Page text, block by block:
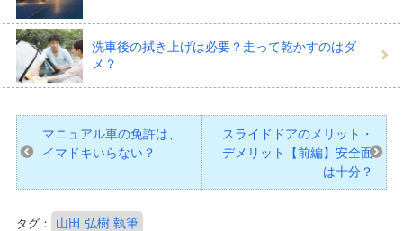
洗車後の拭き上げは必要？走って乾かすのはダ
メ？
マニュアル車の免許は、
イマドキいらない？
スライドドアのメリット・
デメリット【前編】安全面
は十分？
タグ： 山田 弘樹 執筆